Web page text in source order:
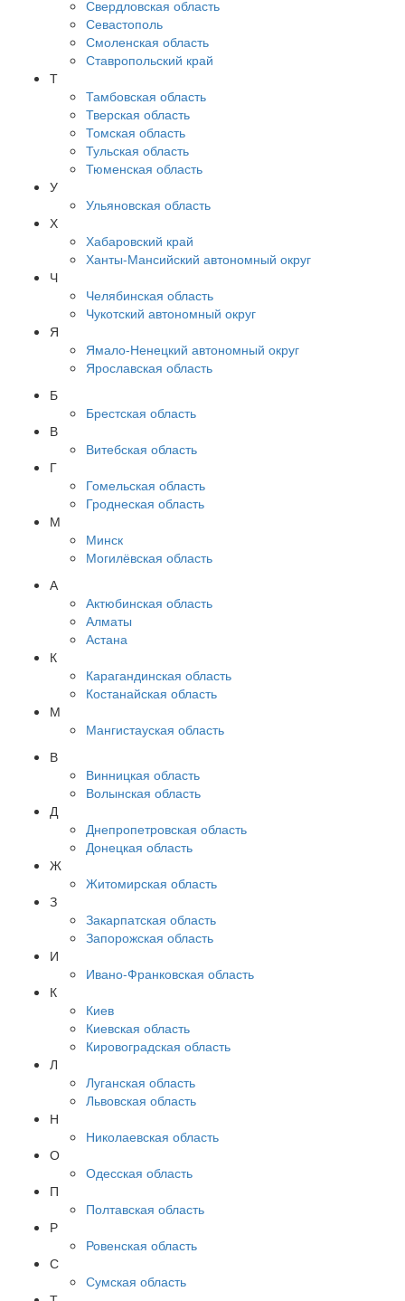
Свердловская область
Севастополь
Смоленская область
Ставропольский край
Т
Тамбовская область
Тверская область
Томская область
Тульская область
Тюменская область
У
Ульяновская область
Х
Хабаровский край
Ханты-Мансийский автономный округ
Ч
Челябинская область
Чукотский автономный округ
Я
Ямало-Ненецкий автономный округ
Ярославская область
Б
Брестская область
В
Витебская область
Г
Гомельская область
Гроднеская область
М
Минск
Могилёвская область
А
Актюбинская область
Алматы
Астана
К
Карагандинская область
Костанайская область
М
Мангистауская область
В
Винницкая область
Волынская область
Д
Днепропетровская область
Донецкая область
Ж
Житомирская область
З
Закарпатская область
Запорожская область
И
Ивано-Франковская область
К
Киев
Киевская область
Кировоградская область
Л
Луганская область
Львовская область
Н
Николаевская область
О
Одесская область
П
Полтавская область
Р
Ровенская область
С
Сумская область